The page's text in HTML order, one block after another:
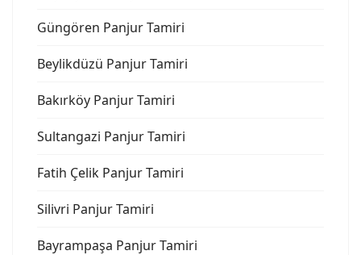
Güngören Panjur Tamiri
Beylikdüzü Panjur Tamiri
Bakırköy Panjur Tamiri
Sultangazi Panjur Tamiri
Fatih Çelik Panjur Tamiri
Silivri Panjur Tamiri
Bayrampaşa Panjur Tamiri